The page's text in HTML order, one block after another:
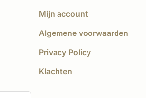
Mijn account
Algemene voorwaarden
Privacy Policy
Klachten